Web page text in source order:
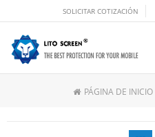
SOLICITAR COTIZACIÓN
PÁGINA DE INICIO